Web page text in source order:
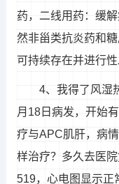
药，二线用药：缓
然非甾类抗炎药和
可持续存在并进行性
4、我得了风湿
月18日病发，开始
疗与APC肌肝，病
样治疗？多久去医
519，心电图显示正